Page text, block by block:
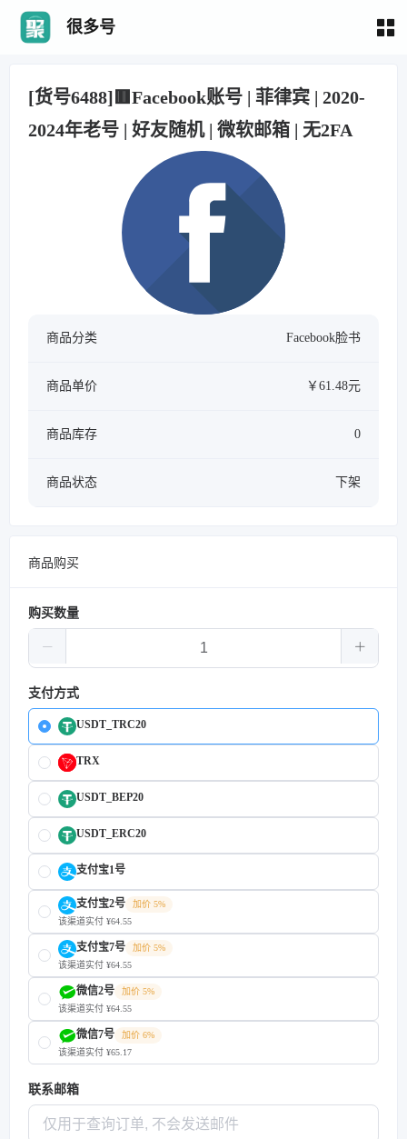
很多号
[货号6488]🟥Facebook账号 | 菲律宾 | 2020-
2024年老号 | 好友随机 | 微软邮箱 | 无2FA
商品分类 Facebook脸书
商品单价 ￥61.48元
商品库存 0
商品状态 下架
商品购买
购买数量
支付方式
USDT_TRC20
TRX
USDT_BEP20
USDT_ERC20
支付宝1号
支付宝2号
加价 5%
该渠道实付 ¥64.55
支付宝7号
加价 5%
该渠道实付 ¥64.55
微信2号
加价 5%
该渠道实付 ¥64.55
微信7号
加价 6%
该渠道实付 ¥65.17
联系邮箱